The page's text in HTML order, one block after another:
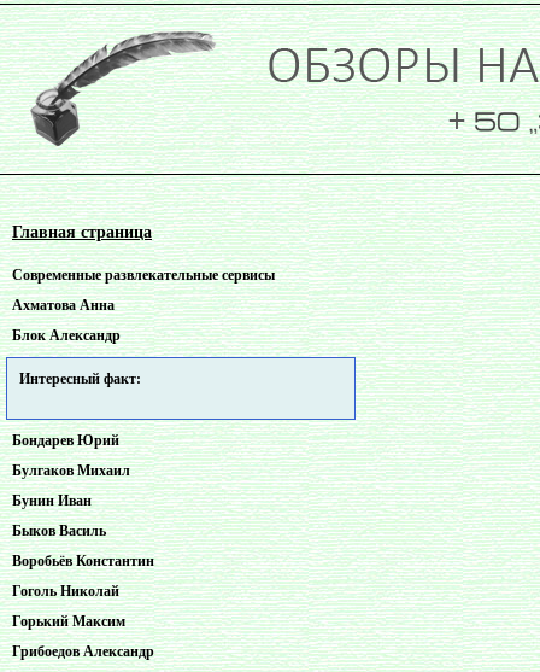
Главная страница
Cовременные pазвлекательные сервисы
Ахматова Анна
Блок Александр
Интересный факт:
Бондарев Юрий
Булгаков Михаил
Бунин Иван
Быков Василь
Воробьёв Константин
Гоголь Николай
Горький Максим
Грибоедов Александр